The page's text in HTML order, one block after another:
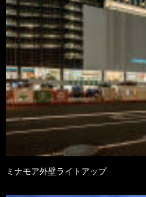
ミナモア外壁ライトアップ